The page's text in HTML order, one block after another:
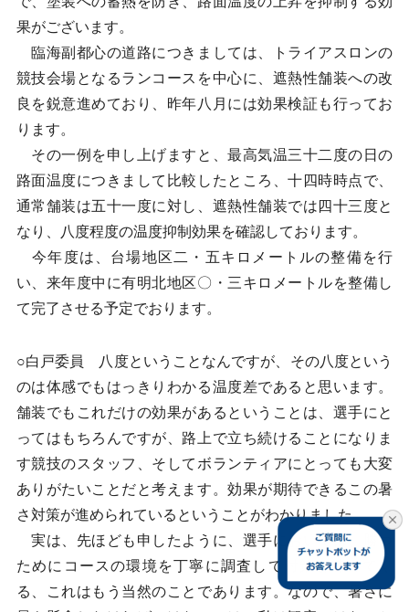
果がございます。
臨海副都心の道路につきましては、トライアスロンの
競技会場となるランコースを中心に、遮熱性舗装への改
良を鋭意進めており、昨年八月には効果検証も行ってお
ります。
その一例を申し上げますと、最高気温三十二度の日の
路面温度につきまして比較したところ、十四時時点で、
通常舗装は五十一度に対し、遮熱性舗装では四十三度と
なり、八度程度の温度抑制効果を確認しております。
今年度は、台場地区二・五キロメートルの整備を行
い、来年度中に有明北地区〇・三キロメートルを整備し
て完了させる予定でおります。
○白戸委員 八度ということなんですが、その八度という
のは体感でもはっきりわかる温度差であると思います。
舗装でもこれだけの効果があるということは、選手にと
ってはもちろんですが、路上で立ち続けることになりま
す競技のスタッフ、そしてボランティアにとっても大変
ありがたいことだと考えます。効果が期待できるこの暑
さ対策が進められているということがわかりました。
実は、先ほども申したように、選手においては、勝つ
ためにコースの環境を丁寧に調査して対策を練ってく
る、これはもう当然のことであります。なので、暑さに